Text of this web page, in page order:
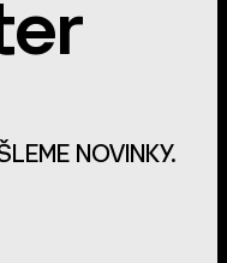
NOVINKY.